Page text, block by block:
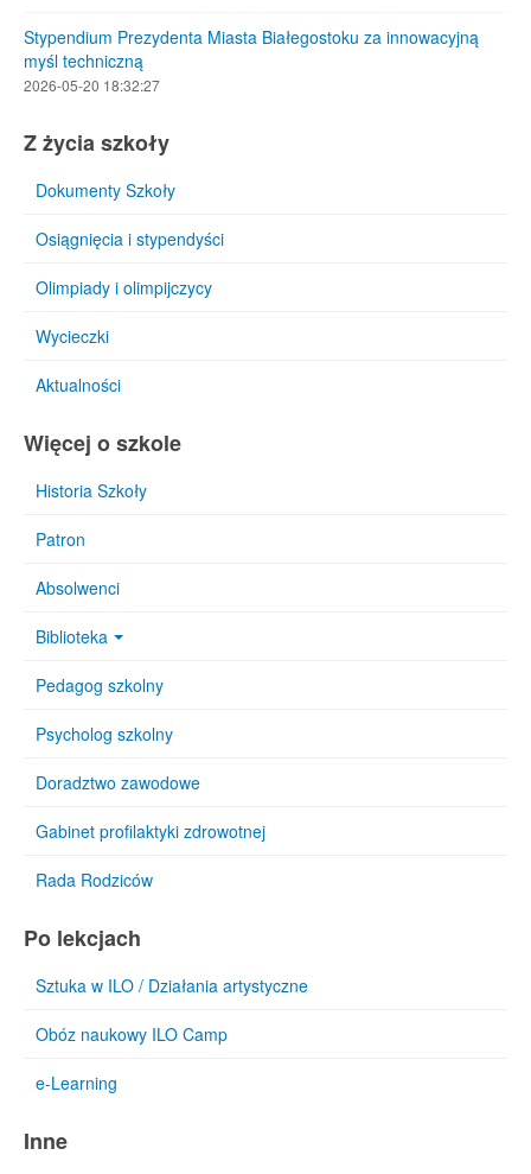
Stypendium Prezydenta Miasta Białegostoku za innowacyjną
myśl techniczną
2026-05-20 18:32:27
Z życia szkoły
Dokumenty Szkoły
Osiągnięcia i stypendyści
Olimpiady i olimpijczycy
Wycieczki
Aktualności
Więcej o szkole
Historia Szkoły
Patron
Absolwenci
Biblioteka
Pedagog szkolny
Psycholog szkolny
Doradztwo zawodowe
Gabinet profilaktyki zdrowotnej
Rada Rodziców
Po lekcjach
Sztuka w ILO / Działania artystyczne
Obóz naukowy ILO Camp
e-Learning
Inne